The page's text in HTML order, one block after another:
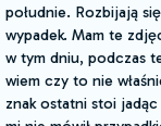
południe. Rozbijają
wypadek. Mam te
w tym dniu, podczas
wiem czy to nie
znak ostatni stoi